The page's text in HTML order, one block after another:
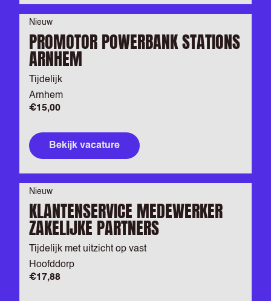
Nieuw
PROMOTOR POWERBANK STATIONS
ARNHEM
Tijdelijk
Arnhem
€15,00
Bekijk vacature
Nieuw
KLANTENSERVICE MEDEWERKER
ZAKELIJKE PARTNERS
Tijdelijk met uitzicht op vast
Hoofddorp
€17,88